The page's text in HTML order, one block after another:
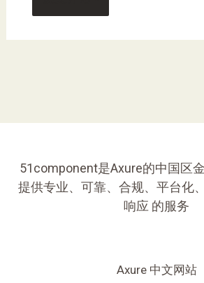
51component是Axure的中国区
提供专业、可靠、合规、平台化
响应 的服务
Axure 中文网站